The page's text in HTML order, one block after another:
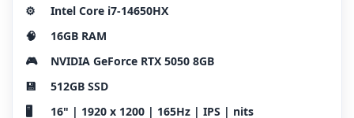
⚙️
Intel Core i7-14650HX
🧠
16GB RAM
🎮
NVIDIA GeForce RTX 5050 8GB
💾
512GB SSD
🖥️
16" | 1920 x 1200 | 165Hz | IPS | nits